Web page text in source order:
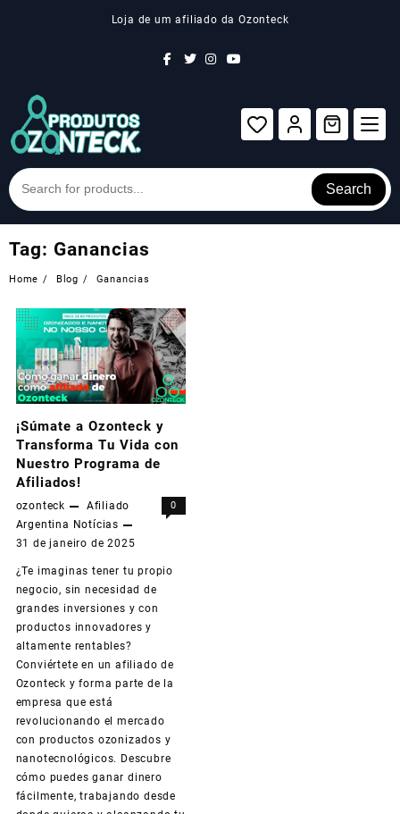
Loja de um afiliado da Ozonteck
Search
Tag: Ganancias
Home Blog Ganancias
¡Súmate a Ozonteck y
Transforma Tu Vida con
Nuestro Programa de
Afiliados!
ozonteck
Afiliado
Argentina Notícias
31 de janeiro de 2025
0
¿Te imaginas tener tu propio
negocio, sin necesidad de
grandes inversiones y con
productos innovadores y
altamente rentables?
Conviértete en un afiliado de
Ozonteck y forma parte de la
empresa que está
revolucionando el mercado
con productos ozonizados y
nanotecnológicos. Descubre
cómo puedes ganar dinero
fácilmente, trabajando desde